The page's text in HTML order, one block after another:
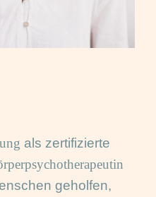
als zertifizierte
geholfen,